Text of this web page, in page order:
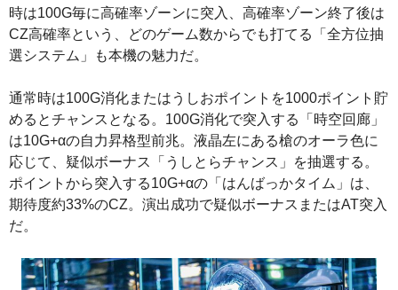
時は100G毎に高確率ゾーンに突入、高確率ゾーン終了後は
CZ高確率という、どのゲーム数からでも打てる「全方位抽
選システム」も本機の魅力だ。
通常時は100G消化またはうしおポイントを1000ポイント貯
めるとチャンスとなる。100G消化で突入する「時空回廊」
は10G+αの自力昇格型前兆。液晶左にある槍のオーラ色に
応じて、疑似ボーナス「うしとらチャンス」を抽選する。
ポイントから突入する10G+αの「はんばっかタイム」は、
期待度約33%のCZ。演出成功で疑似ボーナスまたはAT突入
だ。